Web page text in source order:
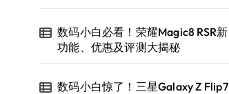
数码小白必看！荣耀Magic8 RSR新
功能、优惠及评测大揭秘
数码小白惊了！三星Galaxy Z Flip7